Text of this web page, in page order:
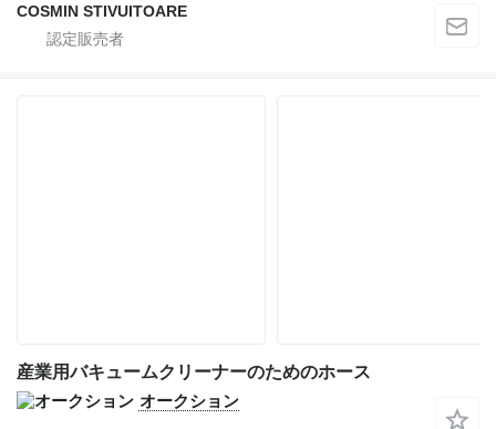
COSMIN STIVUITOARE
産業用バキュームクリーナーのためのホース
オークション